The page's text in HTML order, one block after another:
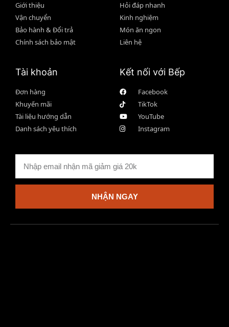
Giới thiệu
Vận chuyển
Bảo hành & Đổi trả
Chính sách bảo mật
Hỏi đáp nhanh
Kinh nghiệm
Món ăn ngon
Liên hệ
Tài khoản
Đơn hàng
Khuyến mãi
Tài liệu hướng dẫn
Danh sách yêu thích
Kết nối với Bếp
Facebook
TikTok
YouTube
Instagram
NHẬN NGAY